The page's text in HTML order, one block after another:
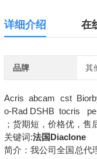
详细介绍 在
品牌 其
Acris abcam cst
o-Rad DSHB tocris
；货期短，价格优，售
关键词:法国Diaclone
简介：我公司全国总代